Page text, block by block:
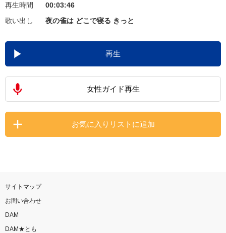
お知らせ よくあるご質問
DAMの新曲・ランキングなど
カラオケ最新情報をチェック！
家族や友達と一緒に！練習にも！
再生時間
00:03:46
歌い出し
夜の雀は どこで寝る きっと
再生
女性ガイド再生
お気に入りリストに追加
サイトマップ
お問い合わせ
DAM
DAM★とも